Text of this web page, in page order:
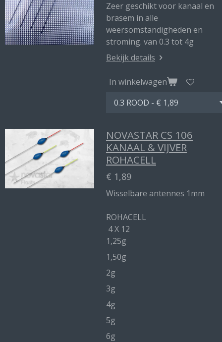
Zeer geschikt voor kanaal en
brasem in alle
weersomstandigheden en
stroming. van 0.3 tot 4g
Bekijk details
In winkelwagen
NOVASTAR CS 106
KANAAL & VIJVER
ROHACELL
€ 1,89
Wisselbare antennes 1mm
ROHACELL
4 X 12
1,25g
1,50g
2g
3g
4g
5g
6g